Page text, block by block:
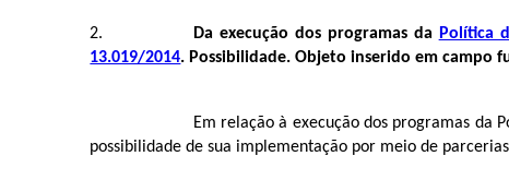
Da execução dos programas da Política
13.019/2014. Possibilidade. Objeto inserido em campo
Em relação à execução dos programas da
possibilidade de sua implementação por meio de